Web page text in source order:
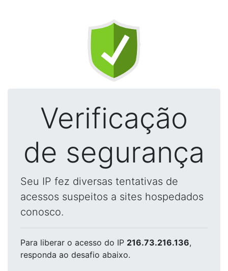
Verificação
de segurança
Seu IP fez diversas tentativas de
acessos suspeitos a sites hospedados
conosco.
Para liberar o acesso do IP 216.73.216.136,
responda ao desafio abaixo.